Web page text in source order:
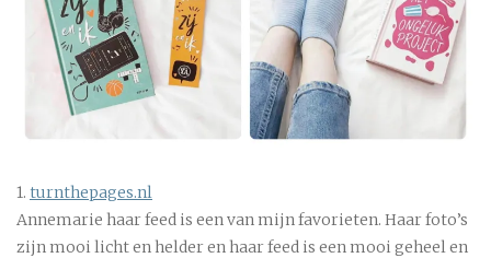
1. turnthepages.nl
Annemarie haar feed is een van mijn favorieten. Haar foto’s
zijn mooi licht en helder en haar feed is een mooi geheel en